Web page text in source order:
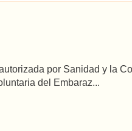
por Sanidad y la
del Embaraz...